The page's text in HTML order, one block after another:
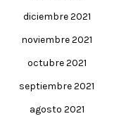
diciembre 2021
noviembre 2021
octubre 2021
septiembre 2021
agosto 2021